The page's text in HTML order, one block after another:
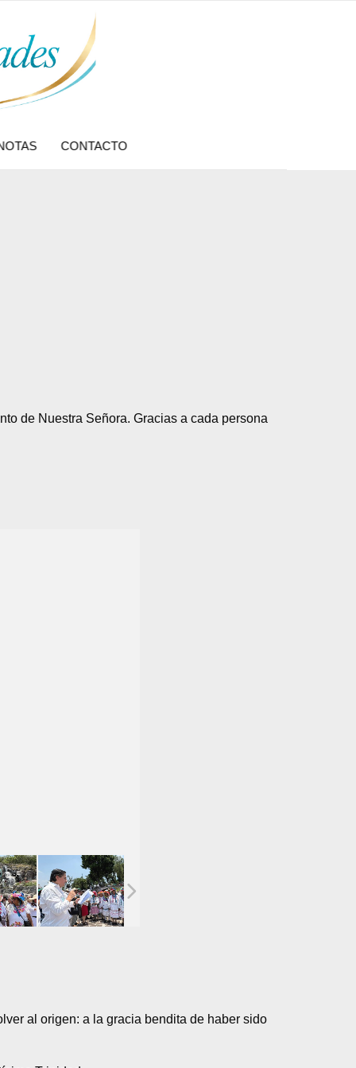
CONTACTO
de Nuestra Señora. Gracias a cada persona
al origen: a la gracia bendita de haber sido